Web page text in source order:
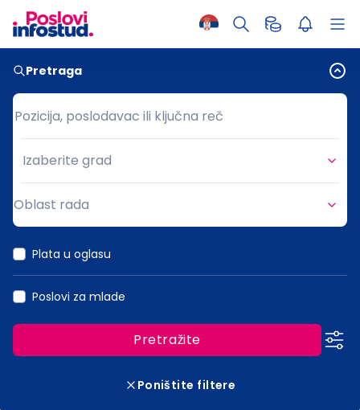
Pretraga
Pozicija, poslodavac ili ključna reč
Pozicija, poslodavac ili ključna reč
Grad
Izaberite grad
Oblast rada
Plata u oglasu
Poslovi za mlade
Pretražite
Poništite filtere